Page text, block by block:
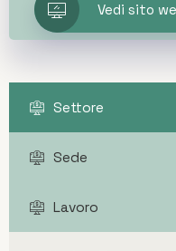
Vedi sito
Settore
Sede
Lavoro